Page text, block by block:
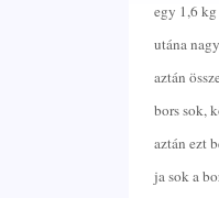
egy 1,6
utána
aztán
bors sok,
aztán ezt
ja sok a